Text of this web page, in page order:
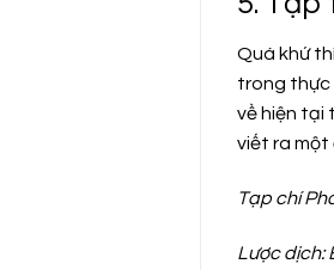
Quá khứ
trong thực
về hiện tại
viết ra một
Tạp chí
Lược dịch: